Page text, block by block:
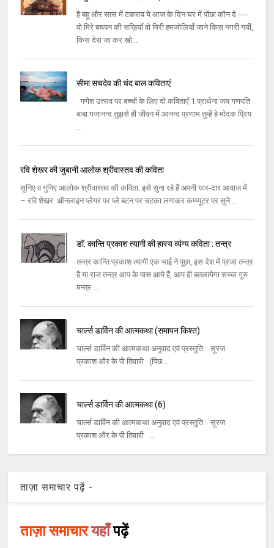
है बहू और सास में टकराव ये आज के दिन घर में पोंछा कौन दे ----
वो मिरे बचपन की सख़ियाँ वो मिरी हमजोलियाँ जाने किस नगरी गयीं,
किस देस जा कर खो...
सीमा सचदेव की चंद बाल कविताएं
गणेश उत्सव पर बच्चों के लिए दो कविताएँ 1.प्रार्थना जय गणपति
बाबा गजानन्द तुझसे ही जीवन में आनन्द प्रणाम तुम्हें हे मोदक प्रिय
...
रवि शेखर की जुबानी आलोक श्रीवास्तव की कविता
सुनिए व गुनिए आलोक श्रीवास्तव की कविता. इसे सुना रहे हैं अपनी धार-दार आवाज में
– रवि शेखर. ऑनलाइन प्लेयर पर प्ले बटन पर चटका लगाकर कम्प्यूटर पर सुने...
डॉ. कान्ति प्रकाश त्यागी की हास्य व्यंग्य कविता : तन्त्र
तन्त्र कान्ति प्रकाश त्यागी एक भाई ने पूछा, इस देश में प्रजा तन्त्र
है या राज तन्त्र आप के पास आये हैं, आप ही बतलायेगा सच्चा गुरु
मन्त्र ...
चार्ल्स डार्विन की आत्मकथा (समापन किश्त)
चार्ल्स डार्विन की आत्मकथा अनुवाद एवं प्रस्तुति : सूरज
प्रकाश और के पी तिवारी (पिछ...
चार्ल्स डार्विन की आत्मकथा (6)
चार्ल्स डार्विन की आत्मकथा अनुवाद एवं प्रस्तुति : सूरज
प्रकाश और के पी तिवारी ...
ताज़ा समाचार पढ़ें -
ताज़ा समाचारयहाँपढ़ें